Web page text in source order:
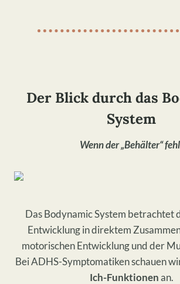
Der Blick durch das
System
Wenn der „Behälter“
Das Bodynamic System betrachtet
Entwicklung in direktem
motorischen Entwicklung und der
Bei ADHS-Symptomatiken schauen
Ich-Funktionenan.